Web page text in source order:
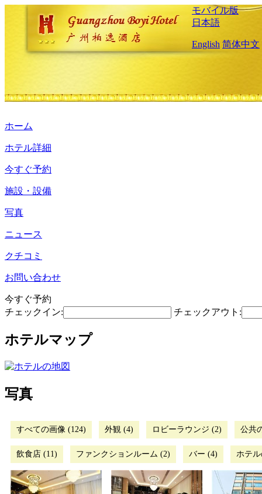
モバイル版
日本語
English 简体中文
ホーム
ホテル詳細
今すぐ予約
施設・設備
写真
ニュース
クチコミ
お問い合わせ
今すぐ予約
チェックイン:
チェックアウト:
ホテルマップ
写真
すべての画像 (124) 外観 (4) ロビーラウンジ (2) 公共
飲食店 (11) ファンクションルーム (2) バー (4) ホテ